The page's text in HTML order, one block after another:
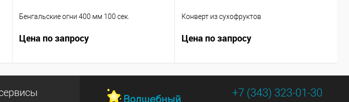
Бенгальские огни 400 мм 100 сек.
Цена по запросу
Конверт из сухофруктов
Цена по запросу
+7 (343) 323-01-30